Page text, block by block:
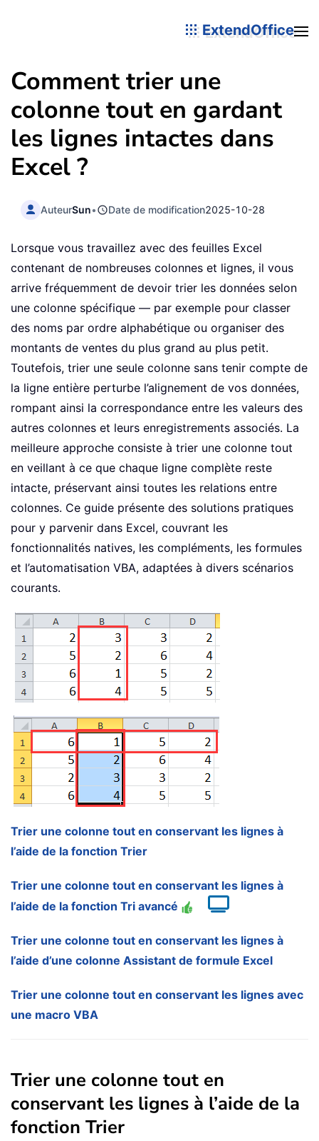
ExtendOffice
Comment trier une
colonne tout en gardant
les lignes intactes dans
Excel ?
AuteurSun• Date de modification2025-10-28
Lorsque vous travaillez avec des feuilles Excel
contenant de nombreuses colonnes et lignes, il vous
arrive fréquemment de devoir trier les données selon
une colonne spécifique — par exemple pour classer
des noms par ordre alphabétique ou organiser des
montants de ventes du plus grand au plus petit.
Toutefois, trier une seule colonne sans tenir compte de
la ligne entière perturbe l’alignement de vos données,
rompant ainsi la correspondance entre les valeurs des
autres colonnes et leurs enregistrements associés. La
meilleure approche consiste à trier une colonne tout
en veillant à ce que chaque ligne complète reste
intacte, préservant ainsi toutes les relations entre
colonnes. Ce guide présente des solutions pratiques
pour y parvenir dans Excel, couvrant les
fonctionnalités natives, les compléments, les formules
et l’automatisation VBA, adaptées à divers scénarios
courants.
Trier une colonne tout en conservant les lignes à
l’aide de la fonction Trier
Trier une colonne tout en conservant les lignes à
l’aide de la fonction Tri avancé
Trier une colonne tout en conservant les lignes à
l’aide d’une colonne Assistant de formule Excel
Trier une colonne tout en conservant les lignes avec
une macro VBA
Trier une colonne tout en
conservant les lignes à l’aide de la
fonction Trier